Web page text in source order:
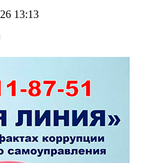
13:13